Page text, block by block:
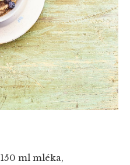
150 ml mléka,